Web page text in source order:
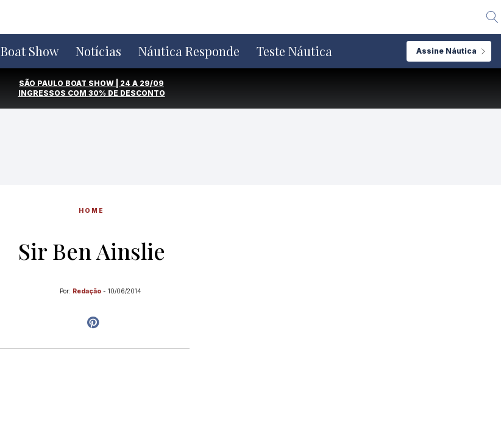
Boat Show Notícias Náutica Responde Teste Náutica Assine Náutica
SÃO PAULO BOAT SHOW | 24 A 29/09
INGRESSOS COM 30% DE DESCONTO
HOME
Sir Ben Ainslie
Por: Redação - 10/06/2014